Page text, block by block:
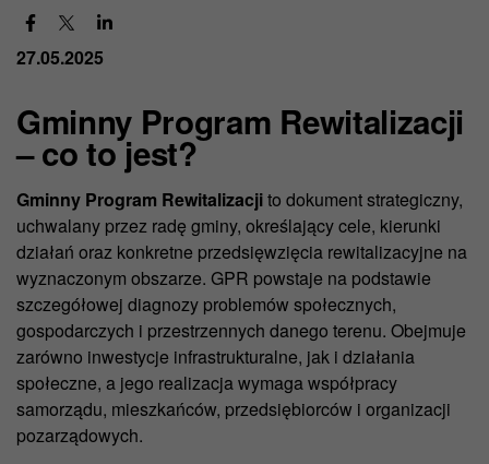
27.05.2025
Gminny Program Rewitalizacji
– co to jest?
Gminny Program Rewitalizacjito dokument strategiczny,
uchwalany przez radę gminy, określający cele, kierunki
działań oraz konkretne przedsięwzięcia rewitalizacyjne na
wyznaczonym obszarze. GPR powstaje na podstawie
szczegółowej diagnozy problemów społecznych,
gospodarczych i przestrzennych danego terenu. Obejmuje
zarówno inwestycje infrastrukturalne, jak i działania
społeczne, a jego realizacja wymaga współpracy
samorządu, mieszkańców, przedsiębiorców i organizacji
pozarządowych.